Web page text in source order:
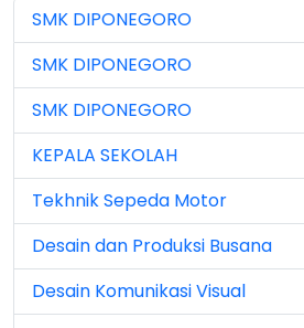
Jul 2026 (4)
Jun 2023 (7)
Jun 2024 (3)
Jun 2025 (1)
Jun 2026 (5)
Mar 2023 (8)
Mar 2024 (1)
SMK DIPONEGORO
SMK DIPONEGORO
SMK DIPONEGORO
KEPALA SEKOLAH
Tekhnik Sepeda Motor
Desain dan Produksi Busana
Desain Komunikasi Visual